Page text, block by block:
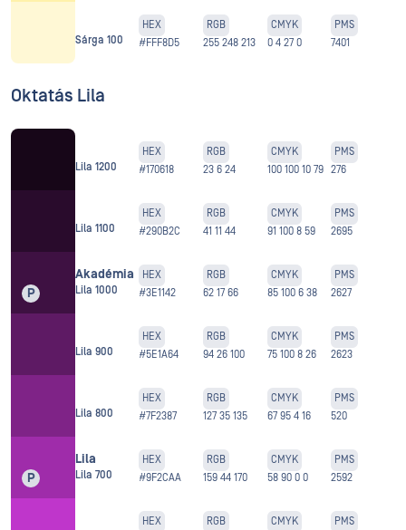
Sárga 100
HEX
#FFF8D5
RGB
255 248 213
CMYK
0 4 27 0
PMS
7401
Oktatás Lila
Lila 1200
HEX
#170618
RGB
23 6 24
CMYK
100 100 10 79
PMS
276
Lila 1100
HEX
#290B2C
RGB
41 11 44
CMYK
91 100 8 59
PMS
2695
P
Akadémia
Lila 1000
HEX
#3E1142
RGB
62 17 66
CMYK
85 100 6 38
PMS
2627
Lila 900
HEX
#5E1A64
RGB
94 26 100
CMYK
75 100 8 26
PMS
2623
Lila 800
HEX
#7F2387
RGB
127 35 135
CMYK
67 95 4 16
PMS
520
P
Lila
Lila 700
HEX
#9F2CAA
RGB
159 44 170
CMYK
58 90 0 0
PMS
2592
HEX
RGB
CMYK
PMS